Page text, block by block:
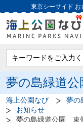
東京シーサイド お
夢の島緑道公
海上公園なび 夢の
お知らせ
夢の島緑道公園 東